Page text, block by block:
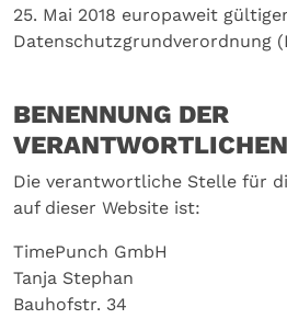
25. Mai 2018 europaweit
Datenschutzgrundverordnung
BENENNUNG DER
Die verantwortliche Stelle für
auf dieser Website ist:
TimePunch GmbH
Tanja Stephan
Bauhofstr. 34